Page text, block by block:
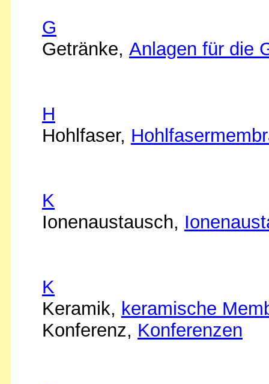
G
Getränke, Anlagen für die
H
Hohlfaser,
K
Ionenaustausch,
K
Keramik, keramische
Konferenz, Konferenzen